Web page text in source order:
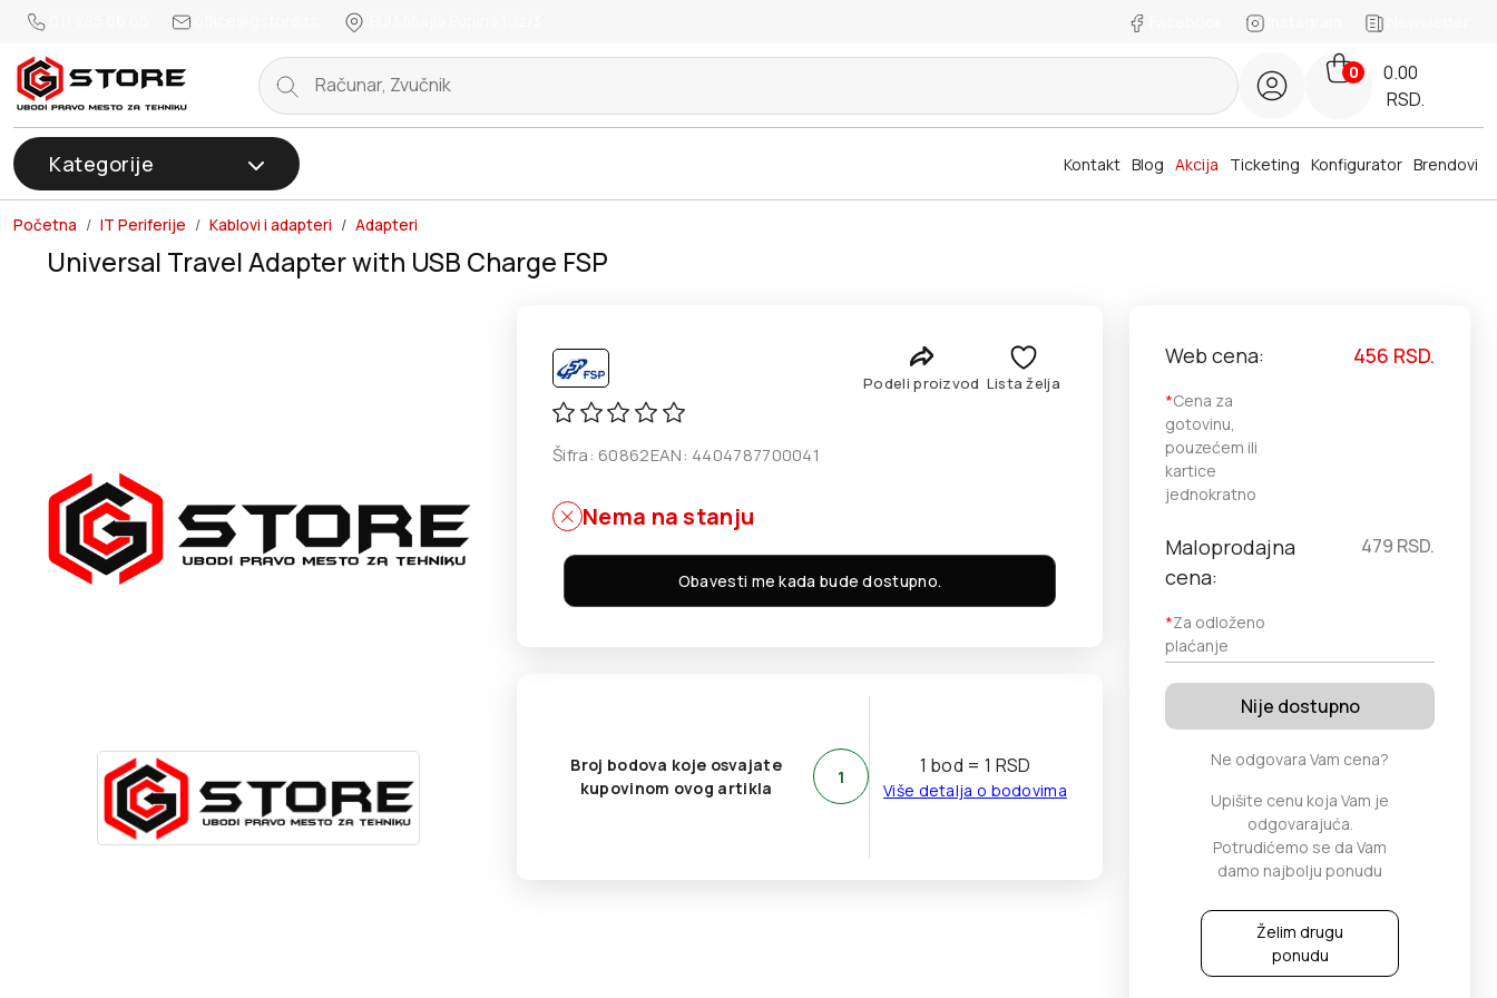
Instagram Newsletter
0
0.00
RSD.
Kategorije Brendovi
Blog Akcija
Kontakt Ticketing Konfigurator
Početna IT Periferije Kablovi i adapteri Adapteri
Universal Travel Adapter with USB Charge FSP
Podeli proizvod Lista želja
Šifra: 60862EAN: 4404787700041
Nema na stanju
Obavesti me kada bude dostupno.
Broj bodova koje osvajate
kupovinom ovog artikla
1 1 bod = 1 RSD
Više detalja o bodovima
Web cena:
*Cena za
gotovinu,
pouzećem ili
kartice
jednokratno
456 RSD.
Maloprodajna
cena:
*Za odloženo
plaćanje
479 RSD.
Nije dostupno
Ne odgovara Vam cena?
Upišite cenu koja Vam je
odgovarajuća.
Potrudićemo se da Vam
damo najbolju ponudu
Želim drugu
ponudu